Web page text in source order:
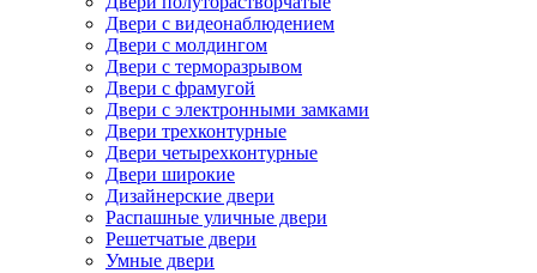
Двери с видеонаблюдением
Двери с молдингом
Двери с терморазрывом
Двери с фрамугой
Двери с электронными замками
Двери трехконтурные
Двери четырехконтурные
Двери широкие
Дизайнерские двери
Распашные уличные двери
Решетчатые двери
Умные двери